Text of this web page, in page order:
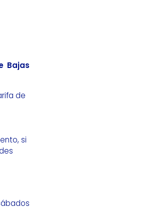
Bajas
de
si